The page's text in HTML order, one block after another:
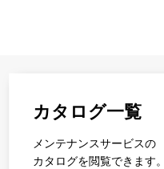
カタログ一覧
メンテナンスサービスの
カタログを閲覧できます。